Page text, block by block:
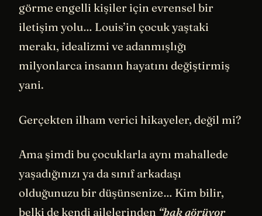
görme engelli kişiler için evrensel bir
iletişim yolu… Louis’in çocuk yaştaki
merakı, idealizmi ve adanmışlığı
milyonlarca insanın hayatını değiştirmiş
yani.
Gerçekten ilham verici hikayeler, değil mi?
Ama şimdi bu çocuklarla aynı mahallede
yaşadığınızı ya da sınıf arkadaşı
olduğunuzu bir düşünsenize… Kim bilir,
belki de kendi ailelerinden “bak görüyor